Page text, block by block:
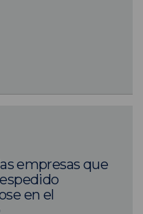
empresas que
en el